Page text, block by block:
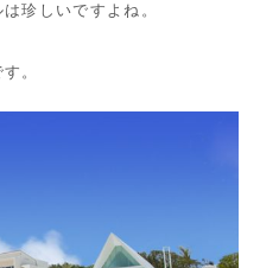
珍しいですよね。
。